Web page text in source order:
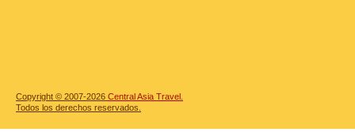
Copyright © 2007-2026 Central Asia Travel.
Todos los derechos reservados.